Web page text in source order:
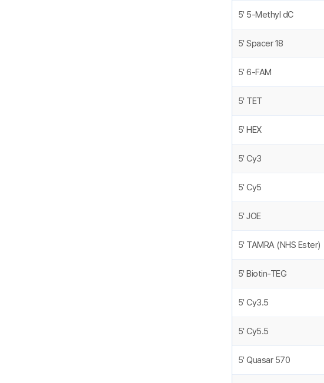
5' 5-Methyl dC
5' Spacer 18
5' 6-FAM
5' TET
5' HEX
5' Cy3
5' Cy5
5' JOE
5' TAMRA (NHS Ester)
5' Biotin-TEG
5' Cy3.5
5' Cy5.5
5' Quasar 570